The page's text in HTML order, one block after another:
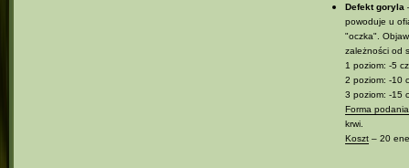
Defekt goryla
powoduje u
"oczka".
zależności od
1 poziom: -5
2 poziom: -10
3 poziom: -15
Forma
krwi.
Koszt– 20